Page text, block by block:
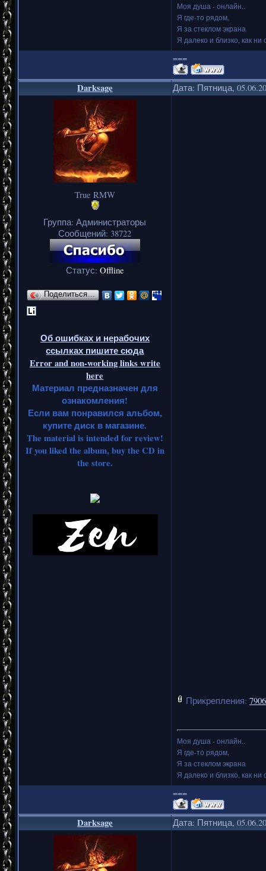
Моя душа - онлайн..
Я где-то рядом,
Я за стеклом экрана
Я далеко и близко, как ни
===
Darksage Дата: Пятница,
True RMW
Группа: Администраторы
Сообщений: 38722
Статус: Offline
Поделиться…
Об ошибках и нерабочих
ссылках пишите сюда
Error and non-working links write
here
Материал предназначен для
ознакомления!
Если вам понравился альбом,
купите диск в магазине.
The material is intended for review!
If you liked the album, buy the CD in
the store.
Прикрепления:
Моя душа - онлайн..
Я где-то рядом,
Я за стеклом экрана
Я далеко и близко, как ни
===
Darksage Дата: Пятница,